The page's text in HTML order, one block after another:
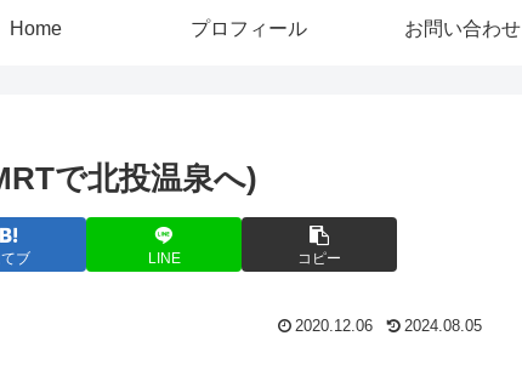
Home プロフィール お問い合わせ
で北投温泉へ)
ブ LINE コピー
2020.12.06 2024.08.05